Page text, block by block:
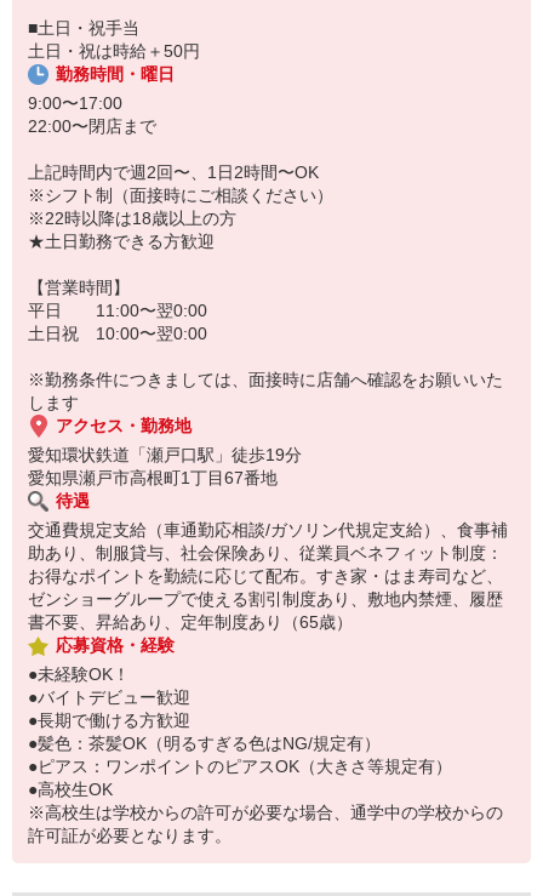
■土日・祝手当
土日・祝は時給＋50円
勤務時間・曜日
9:00〜17:00
22:00〜閉店まで
上記時間内で週2回〜、1日2時間〜OK
※シフト制（面接時にご相談ください）
※22時以降は18歳以上の方
★土日勤務できる方歓迎
【営業時間】
平日 11:00〜翌0:00
土日祝 10:00〜翌0:00
※勤務条件につきましては、面接時に店舗へ確認をお願いいた
します
アクセス・勤務地
愛知環状鉄道「瀬戸口駅」徒歩19分
愛知県瀬戸市高根町1丁目67番地
待遇
交通費規定支給（車通勤応相談/ガソリン代規定支給）、食事補
助あり、制服貸与、社会保険あり、従業員ベネフィット制度：
お得なポイントを勤続に応じて配布。すき家・はま寿司など、
ゼンショーグループで使える割引制度あり、敷地内禁煙、履歴
書不要、昇給あり、定年制度あり（65歳）
応募資格・経験
●未経験OK！
●バイトデビュー歓迎
●長期で働ける方歓迎
●髪色：茶髪OK（明るすぎる色はNG/規定有）
●ピアス：ワンポイントのピアスOK（大きさ等規定有）
●高校生OK
※高校生は学校からの許可が必要な場合、通学中の学校からの
許可証が必要となります。